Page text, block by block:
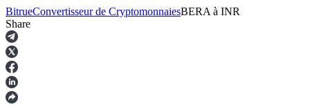
Contrats à terme
BitrueConvertisseur de CryptomonnaiesBERA à INR
Share